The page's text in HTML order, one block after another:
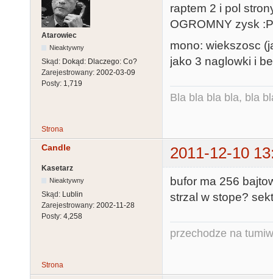
Atarowiec
Nieaktywny
Skąd: Dokąd: Dlaczego: Co?
Zarejestrowany: 2002-03-09
Posty: 1,719
raptem 2 i pol
OGROMNY zysk :P
mono: wiekszosc
jako 3 naglowki i
Bla bla bla bla, bla
Strona
Candle 2011-12-10
Kasetarz
Nieaktywny
Skąd: Lublin
Zarejestrowany: 2002-11-28
Posty: 4,258
bufor ma 256
strzal w stope?
przechodze na
Strona